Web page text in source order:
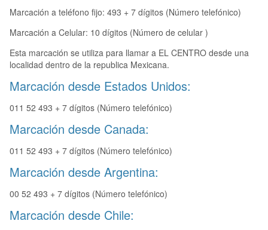
Marcación a teléfono fijo: 493 + 7 dígitos (Número telefónico)
Marcación a Celular: 10 dígitos (Número de celular )
Esta marcación se utiliza para llamar a EL CENTRO desde una
localidad dentro de la republica Mexicana.
Marcación desde Estados Unidos:
011 52 493 + 7 dígitos (Número telefónico)
Marcación desde Canada:
011 52 493 + 7 dígitos (Número telefónico)
Marcación desde Argentina:
00 52 493 + 7 dígitos (Número telefónico)
Marcación desde Chile: